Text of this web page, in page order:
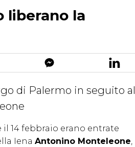
liberano la
di Palermo in seguito al
14 febbraio erano entrate
Iena Antonino Monteleone,